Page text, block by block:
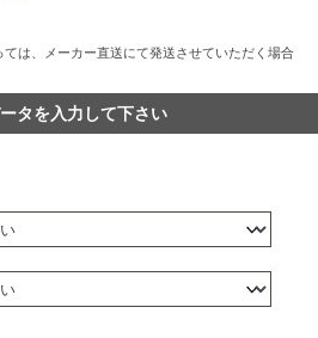
は、メーカー直送にて発送させていただく場合
タを入力して下さい